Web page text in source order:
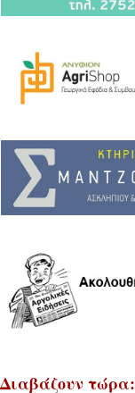
Διαβάζουν τώρα: